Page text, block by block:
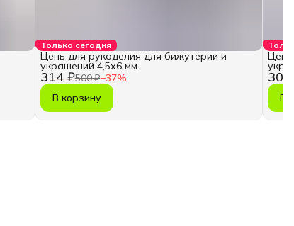
Только сегодня
314 ₽500 ₽−37%
Цепь для рукоделия для бижутерии и
украшений 4,5х6 мм.
В корзину
302
Цепь
В